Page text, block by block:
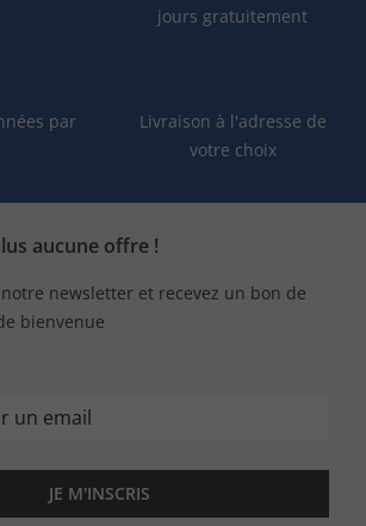
jours gratuitement
par
Livraison à l'adresse de
votre choix
aucune offre !
newsletter et recevez un bon de
bienvenue
JE M'INSCRIS